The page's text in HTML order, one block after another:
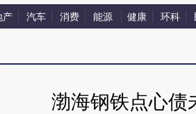
产 汽车 消费 能源 健康 环科
渤海钢铁点心债